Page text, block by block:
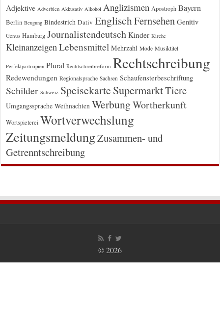
Adjektive Adverbien Akkusativ Alkohol Anglizismen Apostroph Bayern
Berlin Beugung Bindestrich Dativ EnglischFernsehen Genitiv
Genus Hamburg Journalistendeutsch Kinder Kirche
Kleinanzeigen Lebensmittel Mehrzahl Mode Musiktitel
Perfektpartizipien Plural Rechtschreibreform Rechtschreibung
Redewendungen Regionalsprache Sachsen Schaufensterbeschriftung
Schilder Schweiz Speisekarte SupermarktTiere
Umgangssprache Weihnachten WerbungWortherkunft
Wortspielerei Wortverwechslung
ZeitungsmeldungZusammen- und
Getrenntschreibung
© 2026